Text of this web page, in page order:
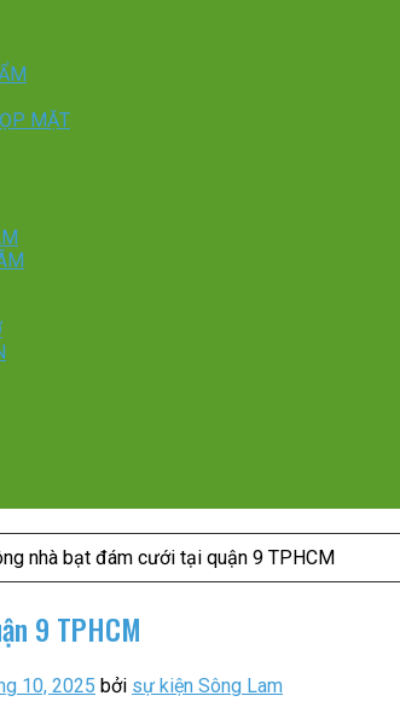
MẶT
nhà bạt đám cưới tại quận 9 TPHCM
9 TPHCM
10, 2025 bởi sự kiện Sông Lam